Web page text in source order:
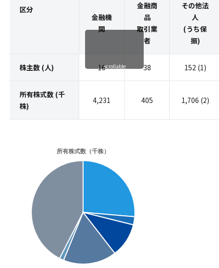
区分
金融機
関
金融商
品
取引業
者
その他法
人
(うち保
振)
株主数 (人) 16 38 152 (1)
所有株式数 (千
株)
4,231 405 1,706 (2)
scrollable